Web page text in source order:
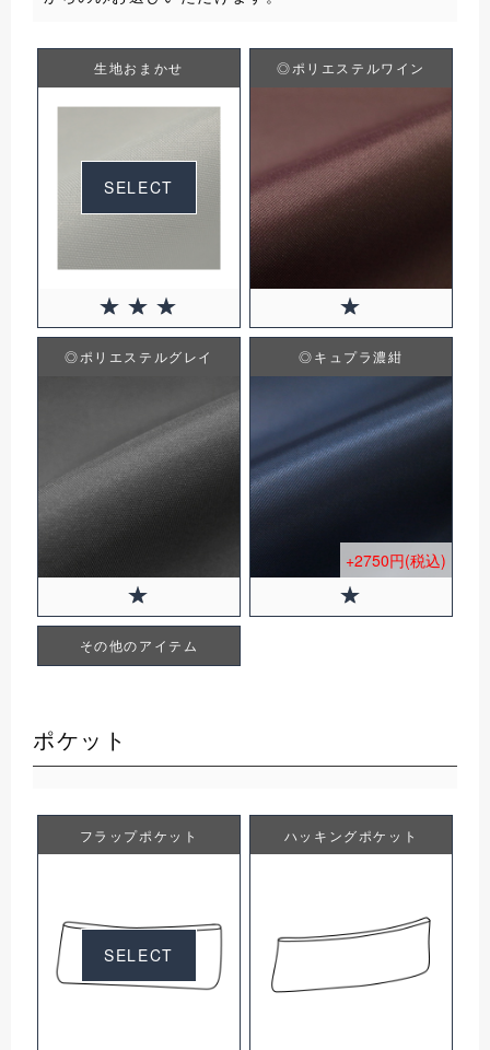
生地おまかせ
SELECT
◎ポリエステルワイン
◎ポリエステルグレイ ◎キュプラ濃紺
+2750円(税込)
その他のアイテム
ポケット
フラップポケット
SELECT
ハッキングポケット